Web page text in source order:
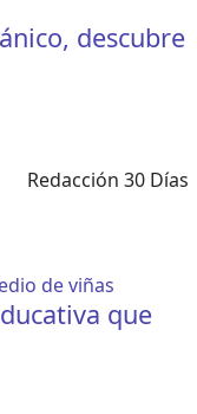
descubre
Redacción 30 Días
que